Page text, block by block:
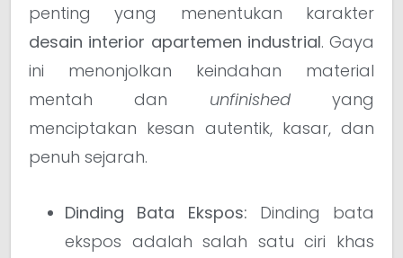
penting yang menentukan karakter
desain interior apartemen industrial. Gaya
ini menonjolkan keindahan material
mentah dan unfinishedyang
menciptakan kesan autentik, kasar, dan
penuh sejarah.
Dinding Bata Ekspos: Dinding bata
ekspos adalah salah satu ciri khas